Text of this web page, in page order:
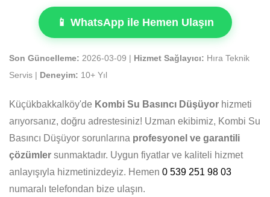
📱 WhatsApp ile Hemen Ulaşın
Son Güncelleme: 2026-03-09 | Hizmet Sağlayıcı: Hıra Teknik
Servis |
Deneyim: 10+ Yıl
Küçükbakkalköy'de Kombi Su Basıncı Düşüyor hizmeti
arıyorsanız, doğru adrestesiniz! Uzman ekibimiz, Kombi Su
Basıncı Düşüyor sorunlarına profesyonel ve garantili
çözümler sunmaktadır. Uygun fiyatlar ve kaliteli hizmet
anlayışıyla hizmetinizdeyiz. Hemen 0 539 251 98 03
numaralı telefondan bize ulaşın.